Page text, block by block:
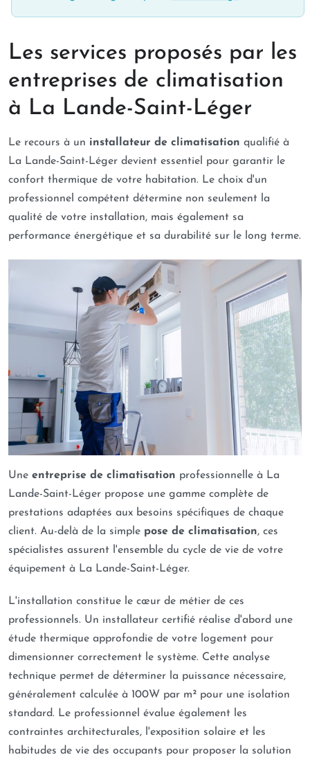
Les services proposés par les
entreprises de climatisation
à La Lande-Saint-Léger
Le recours à un installateur de climatisation qualifié à
La Lande-Saint-Léger devient essentiel pour garantir le
confort thermique de votre habitation. Le choix d'un
professionnel compétent détermine non seulement la
qualité de votre installation, mais également sa
performance énergétique et sa durabilité sur le long terme.
Une entreprise de climatisation professionnelle à La
Lande-Saint-Léger propose une gamme complète de
prestations adaptées aux besoins spécifiques de chaque
client. Au-delà de la simple pose de climatisation, ces
spécialistes assurent l'ensemble du cycle de vie de votre
équipement à La Lande-Saint-Léger.
L'installation constitue le cœur de métier de ces
professionnels. Un installateur certifié réalise d'abord une
étude thermique approfondie de votre logement pour
dimensionner correctement le système. Cette analyse
technique permet de déterminer la puissance nécessaire,
généralement calculée à 100W par m² pour une isolation
standard. Le professionnel évalue également les
contraintes architecturales, l'exposition solaire et les
habitudes de vie des occupants pour proposer la solution